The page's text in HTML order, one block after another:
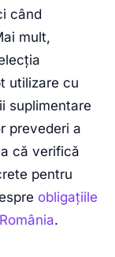
când
mult,
utilizare cu
suplimentare
prevederi a
că verifică
pentru
obligațiile
.